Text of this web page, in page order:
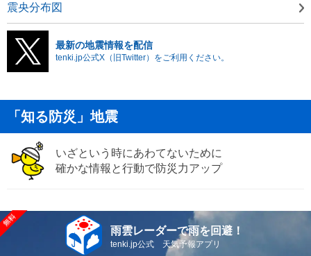
震央分布図
最新の地震情報を配信
tenki.jp公式X（旧Twitter）をご利用ください。
「知る防災」地震
いざという時にあわてないために
確かな情報と行動で防災力アップ
雨雲レーダーで雨を回避！
tenki.jp公式 天気予報アプリ